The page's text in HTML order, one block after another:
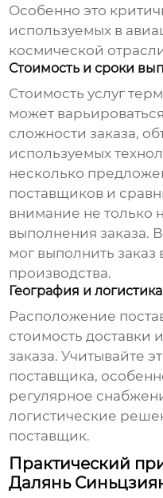
Особенно это
используемых в
космической
Стоимость и сроки
Стоимость услуг
может
сложности заказа,
используемых
несколько
поставщиков и
внимание не только
выполнения заказа.
мог выполнить заказ
производства.
География и логистика
Расположение
стоимость доставки
заказа. Учитывайте
поставщика,
регулярное
логистические
поставщик.
Практический
Далянь